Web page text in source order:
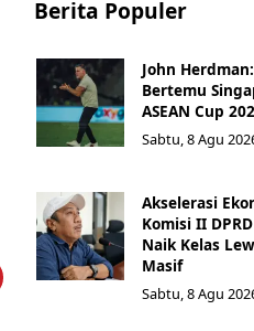
Berita Populer
John
Bertemu
ASEAN Cup
Sabtu, 8 Agu
Akselerasi
Komisi II
Naik Kelas
Masif
Sabtu, 8 Agu